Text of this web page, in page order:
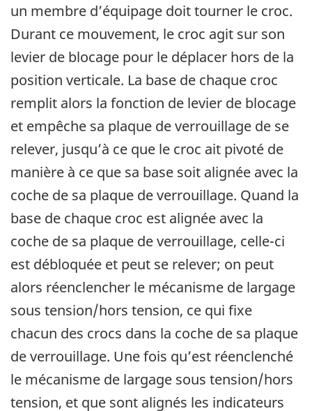
un membre d’équipage doit tourner le croc.
Durant ce mouvement, le croc agit sur son
levier de blocage pour le déplacer hors de la
position verticale. La base de chaque croc
remplit alors la fonction de levier de blocage
et empêche sa plaque de verrouillage de se
relever, jusqu’à ce que le croc ait pivoté de
manière à ce que sa base soit alignée avec la
coche de sa plaque de verrouillage. Quand la
base de chaque croc est alignée avec la
coche de sa plaque de verrouillage, celle-ci
est débloquée et peut se relever; on peut
alors réenclencher le mécanisme de largage
sous tension/hors tension, ce qui fixe
chacun des crocs dans la coche de sa plaque
de verrouillage. Une fois qu’est réenclenché
le mécanisme de largage sous tension/hors
tension, et que sont alignés les indicateurs